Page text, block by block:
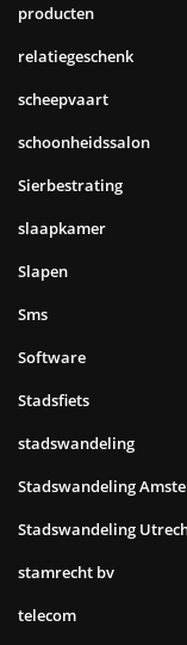
producten
relatiegeschenk
scheepvaart
schoonheidssalon
Sierbestrating
slaapkamer
Slapen
Sms
Software
Stadsfiets
stadswandeling
Stadswandeling
Stadswandeling
stamrecht bv
telecom